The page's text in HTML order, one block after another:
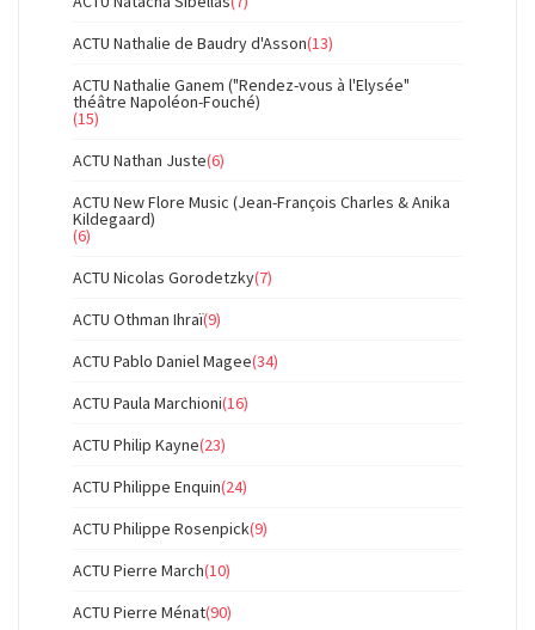
ACTU Nathalie de Baudry d'Asson(13)
ACTU Nathalie Ganem ("Rendez-vous à l'Elysée"
théâtre Napoléon-Fouché)
(15)
ACTU Nathan Juste(6)
ACTU New Flore Music (Jean-François Charles & Anika
Kildegaard)
(6)
ACTU Nicolas Gorodetzky(7)
ACTU Othman Ihraï(9)
ACTU Pablo Daniel Magee(34)
ACTU Paula Marchioni(16)
ACTU Philip Kayne(23)
ACTU Philippe Enquin(24)
ACTU Philippe Rosenpick(9)
ACTU Pierre March(10)
ACTU Pierre Ménat(90)